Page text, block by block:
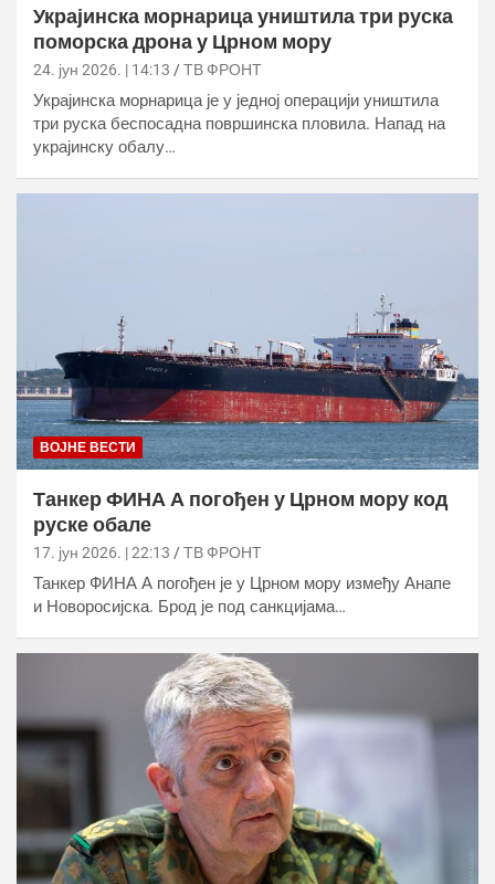
Украјинска морнарица уништила три руска
поморска дрона у Црном мору
24. јун 2026. | 14:13 ТВ ФРОНТ
Украјинска морнарица је у једној операцији уништила
три руска беспосадна површинска пловила. Напад на
украјинску обалу…
ВОЈНЕ ВЕСТИ
Танкер ФИНА А погођен у Црном мору код
руске обале
17. јун 2026. | 22:13 ТВ ФРОНТ
Танкер ФИНА А погођен је у Црном мору између Анапе
и Новоросијска. Брод је под санкцијама…